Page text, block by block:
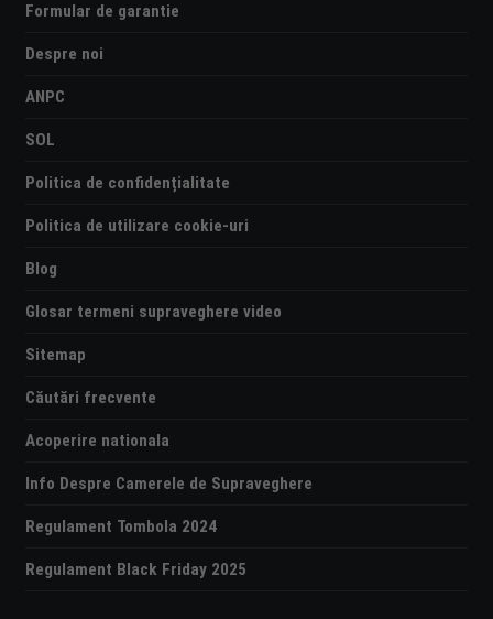
Formular de garantie
Despre noi
ANPC
SOL
Politica de confidențialitate
Politica de utilizare cookie-uri
Blog
Glosar termeni supraveghere video
Sitemap
Căutări frecvente
Acoperire nationala
Info Despre Camerele de Supraveghere
Regulament Tombola 2024
Regulament Black Friday 2025